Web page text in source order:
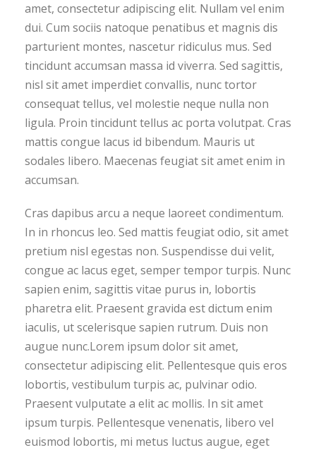
amet, consectetur adipiscing elit. Nullam vel enim
dui. Cum sociis natoque penatibus et magnis dis
parturient montes, nascetur ridiculus mus. Sed
tincidunt accumsan massa id viverra. Sed sagittis,
nisl sit amet imperdiet convallis, nunc tortor
consequat tellus, vel molestie neque nulla non
ligula. Proin tincidunt tellus ac porta volutpat. Cras
mattis congue lacus id bibendum. Mauris ut
sodales libero. Maecenas feugiat sit amet enim in
accumsan.
Cras dapibus arcu a neque laoreet condimentum.
In in rhoncus leo. Sed mattis feugiat odio, sit amet
pretium nisl egestas non. Suspendisse dui velit,
congue ac lacus eget, semper tempor turpis. Nunc
sapien enim, sagittis vitae purus in, lobortis
pharetra elit. Praesent gravida est dictum enim
iaculis, ut scelerisque sapien rutrum. Duis non
augue nunc.Lorem ipsum dolor sit amet,
consectetur adipiscing elit. Pellentesque quis eros
lobortis, vestibulum turpis ac, pulvinar odio.
Praesent vulputate a elit ac mollis. In sit amet
ipsum turpis. Pellentesque venenatis, libero vel
euismod lobortis, mi metus luctus augue, eget